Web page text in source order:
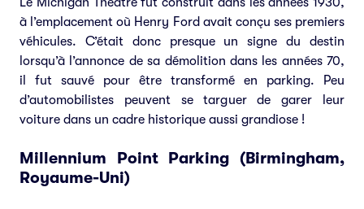
à l’emplacement où Henry Ford avait conçu ses premiers
véhicules. C’était donc presque un signe du destin
lorsqu’à l’annonce de sa démolition dans les années 70,
il fut sauvé pour être transformé en parking. Peu
d’automobilistes peuvent se targuer de garer leur
voiture dans un cadre historique aussi grandiose !
Millennium Point Parking (Birmingham,
Royaume-Uni)